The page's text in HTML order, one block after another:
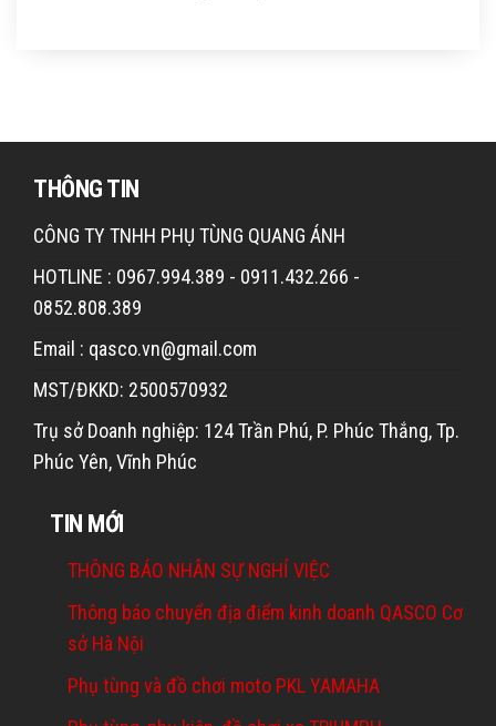
THÔNG TIN
CÔNG TY TNHH PHỤ TÙNG QUANG ÁNH
HOTLINE : 0967.994.389 - 0911.432.266 -
0852.808.389
Email : qasco.vn@gmail.com
MST/ĐKKD: 2500570932
Trụ sở Doanh nghiệp: 124 Trần Phú, P. Phúc Thắng, Tp.
Phúc Yên, Vĩnh Phúc
TIN MỚI
THÔNG BÁO NHÂN SỰ NGHỈ VIỆC
Thông báo chuyển địa điểm kinh doanh QASCO Cơ
sở Hà Nội
Phụ tùng và đồ chơi moto PKL YAMAHA